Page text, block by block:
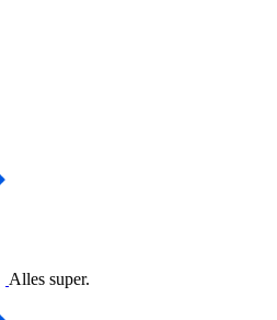
Alles super.